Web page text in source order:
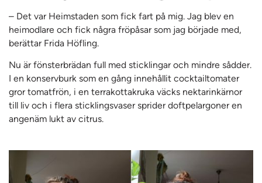
– Det var Heimstaden som fick fart på mig. Jag blev en
heimodlare och fick några fröpåsar som jag började med,
berättar Frida Höfling.
Nu är fönsterbrädan full med sticklingar och mindre sådder.
I en konservburk som en gång innehållit cocktailtomater
gror tomatfrön, i en terrakottakruka väcks nektarinkärnor
till liv och i flera sticklingsvaser sprider doftpelargoner en
angenäm lukt av citrus.